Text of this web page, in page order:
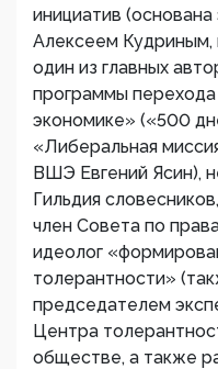
инициатив
Алексеем Кудриным,
один из главных
программы
экономике» («500
«Либеральная
ВШЭ Евгений Ясин),
Гильдия
член Совета по
идеолог
толерантности»
председателем
Центра
обществе, а также